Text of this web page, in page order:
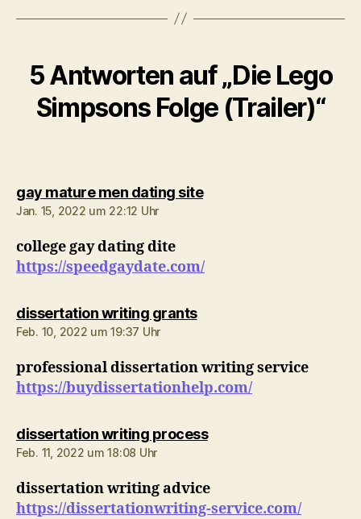
5 Antworten auf „Die Lego
Simpsons Folge (Trailer)“
gay mature men dating sitesagt:
Jan. 15, 2022 um 22:12 Uhr
college gay dating dite
https://speedgaydate.com/
dissertation writing grantssagt:
Feb. 10, 2022 um 19:37 Uhr
professional dissertation writing service
https://buydissertationhelp.com/
dissertation writing processsagt:
Feb. 11, 2022 um 18:08 Uhr
dissertation writing advice
https://dissertationwriting-service.com/